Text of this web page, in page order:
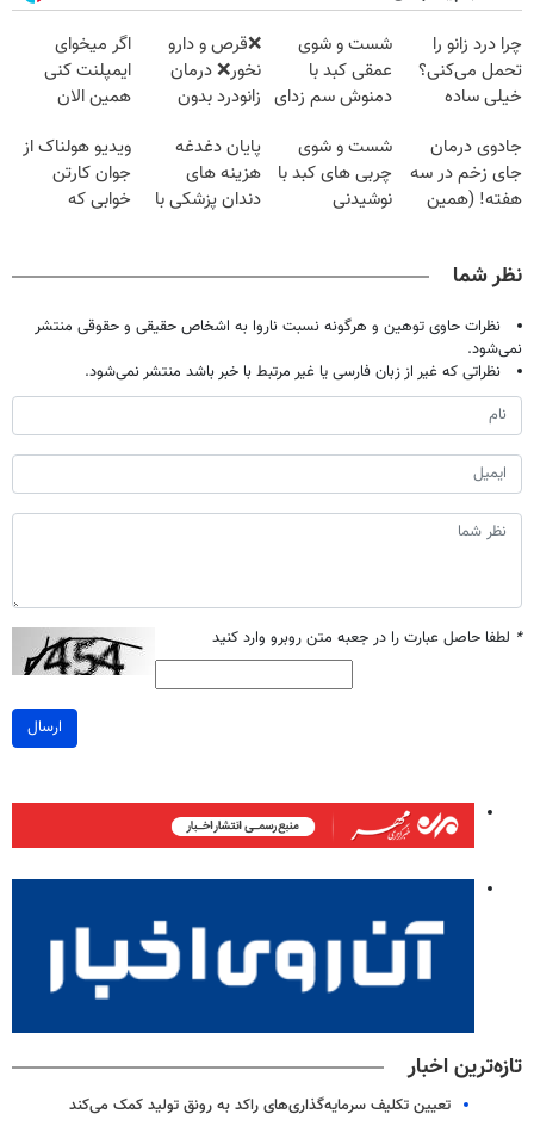
چرا درد زانو را
تحمل می‌کنی؟
خیلی ساده
کن
شست و شوی
عمقی کبد با
دمنوش سم زدای
❌قرص‌ و دارو
نخور❌ درمان
زانودرد بدون
اگر میخوای
ایمپلنت کنی
همین الان
۲۵ میلیون
تومان!!!
جادوی درمان
جای زخم در سه
هفته! (همین
شست و شوی
چربی های کبد با
نوشیدنی
پایان دغدغه
هزینه های
دندان پزشکی با
ویدیو هولناک از
جوان کارتن
خوابی که
نظر شما
نظرات حاوی توهین و هرگونه نسبت ناروا به اشخاص حقیقی و حقوقی منتشر
نمی‌شود.
نظراتی که غیر از زبان فارسی یا غیر مرتبط با خبر باشد منتشر نمی‌شود.
* لطفا حاصل عبارت را در جعبه متن روبرو وارد کنید
ارسال
تازه‌ترین اخبار
تعیین تکلیف سرمایه‌گذاری‌های راکد به رونق تولید کمک می‌کند